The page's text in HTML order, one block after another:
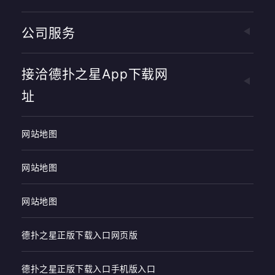
公司服务
接洽德扑之星app下载网
址
网站地图
网站地图
网站地图
德扑之星正版下载入口网页版
德扑之星正版下载入口手机版入口